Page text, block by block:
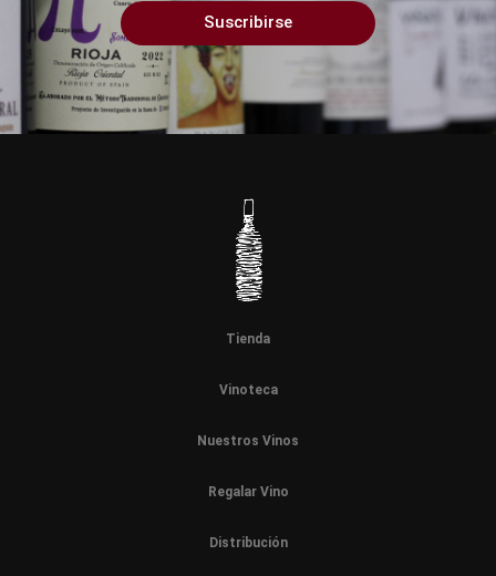
Suscribirse
Tienda
Vinoteca
Nuestros Vinos
Regalar Vino
Distribución